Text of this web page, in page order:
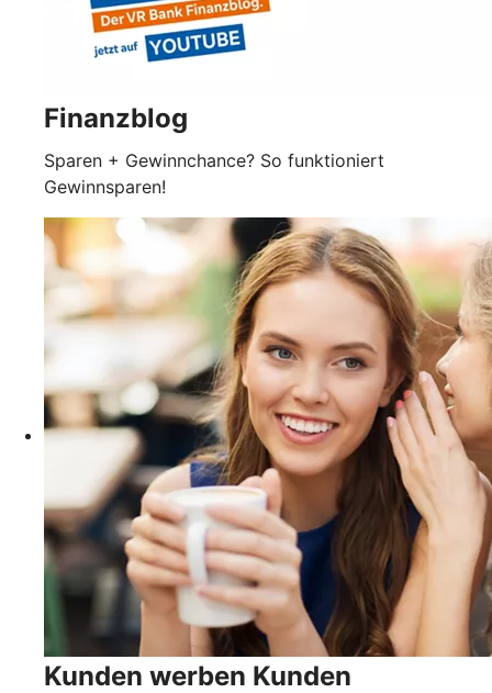
Finanzblog
Sparen + Gewinnchance? So funktioniert
Gewinnsparen!
Kunden werben Kunden